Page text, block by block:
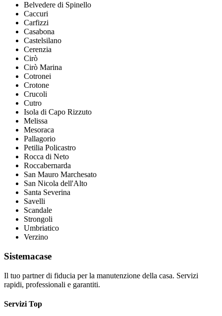
Belvedere di Spinello
Caccuri
Carfizzi
Casabona
Castelsilano
Cerenzia
Cirò
Cirò Marina
Cotronei
Crotone
Crucoli
Cutro
Isola di Capo Rizzuto
Melissa
Mesoraca
Pallagorio
Petilia Policastro
Rocca di Neto
Roccabernarda
San Mauro Marchesato
San Nicola dell'Alto
Santa Severina
Savelli
Scandale
Strongoli
Umbriatico
Verzino
Sistemacase
Il tuo partner di fiducia per la manutenzione della casa. Servizi
rapidi, professionali e garantiti.
Servizi Top